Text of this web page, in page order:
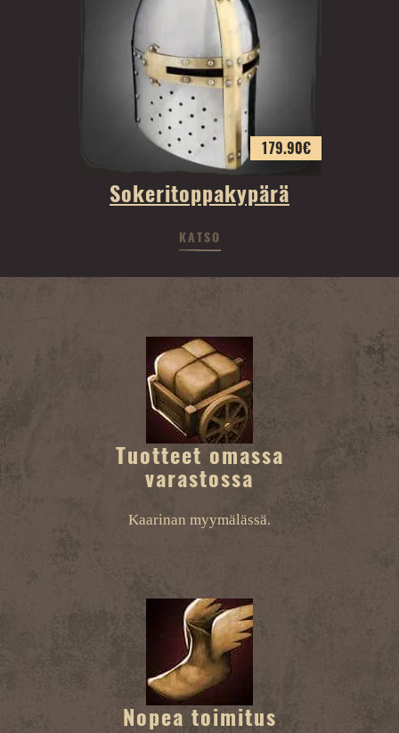
179.90€
Sokeritoppakypärä
KATSO
Tuotteet omassa
varastossa
Kaarinan myymälässä.
Nopea toimitus